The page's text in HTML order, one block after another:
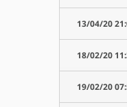
21:08
11:38
07:58